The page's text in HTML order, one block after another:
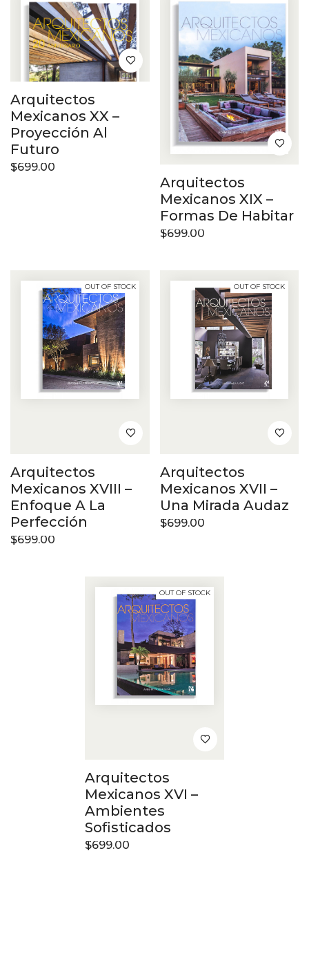
Arquitectos
Mexicanos XX –
Proyección Al
Futuro
$699.00
Arquitectos
Mexicanos XIX –
Formas De Habitar
$699.00
OUT OF STOCK
Arquitectos
Mexicanos XVIII –
Enfoque A La
Perfección
$699.00
OUT OF STOCK
Arquitectos
Mexicanos XVII –
Una Mirada Audaz
$699.00
OUT OF STOCK
Arquitectos
Mexicanos XVI –
Ambientes
Sofisticados
$699.00